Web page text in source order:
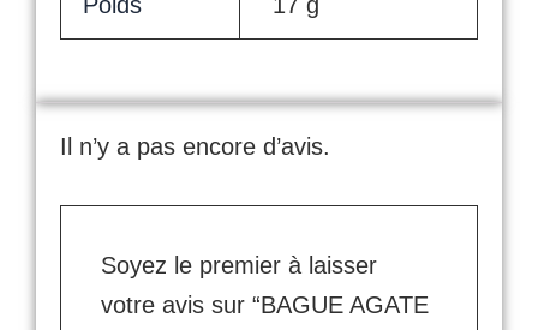
Poids 17 g
Il n’y a pas encore d’avis.
Soyez le premier à laisser
votre avis sur “BAGUE AGATE